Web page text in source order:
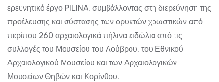
ερευνητικό έργο PILINA, συμβάλλοντας στη διερεύνηση της
προέλευσης και σύστασης των ορυκτών χρωστικών από
περίπου 260 αρχαιολογικά πήλινα ειδώλια από τις
συλλογές του Μουσείου του Λούβρου, του Εθνικού
Αρχαιολογικού Μουσείου και των Αρχαιολογικών
Μουσείων Θηβών και Κορίνθου.